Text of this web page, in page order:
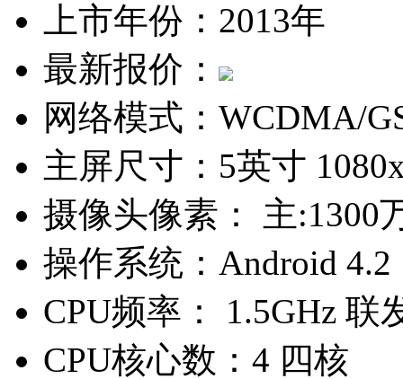
上市年份： 2013年
最新报价：
网络模式： WCDMA/
主屏尺寸： 5英寸
摄像头像素：
主:1300
操作系统： Android 4.2
CPU频率：
1.5GHz 联
CPU核心数： 4 四核